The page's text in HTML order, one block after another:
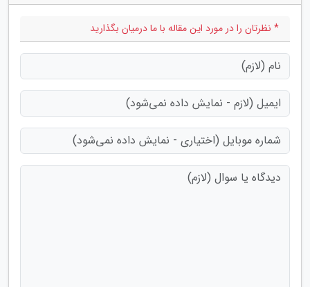
* نظرتان را در مورد این مقاله با ما درمیان بگذارید